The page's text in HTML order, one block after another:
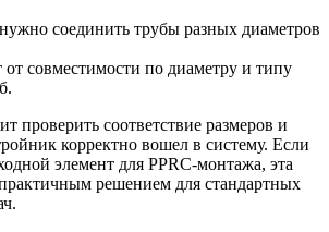
соединить трубы разных диаметров
от совместимости по диаметру и типу
проверить соответствие размеров и
корректно вошел в систему. Если
элемент для PPRC-монтажа, эта
решением для стандартных